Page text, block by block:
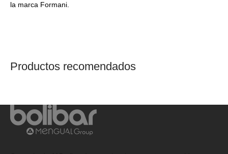
la marca Formani.
Productos recomendados